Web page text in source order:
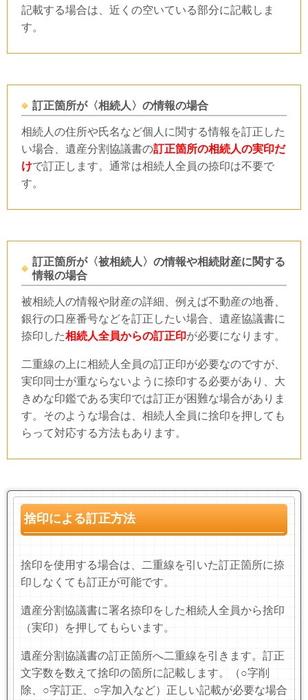
記載する場合は、近くの空いている部分に記載しま
す。
訂正箇所が〈相続人〉の情報の場合
相続人の住所や氏名など個人に関する情報を訂正した
い場合、遺産分割協議書の訂正箇所の相続人の実印だ
けで訂正します。通常は相続人全員の捺印は不要で
す。
訂正箇所が〈被相続人〉の情報や相続財産に関する
情報の場合
被相続人の情報や財産の詳細、例えば不動産の地番、
銀行の口座番号などを訂正したい場合、遺産協議書に
捺印した相続人全員からの訂正印が必要になります。
二重線の上に相続人全員の訂正印が必要なのですが、
実印同士が重ならないように捺印する必要があり、大
きめな印鑑である実印では訂正が困難な場合がありま
す。そのような場合は、相続人全員に捨印を押しても
らって対応する方法もあります。
捨印による訂正方法
捨印を使用する場合は、二重線を引いた訂正箇所に捺
印しなくても訂正が可能です。
遺産分割協議書に署名捺印をした相続人全員から捨印
（実印）を押してもらいます。
遺産分割協議書の訂正箇所へ二重線を引きます。訂正
文字数を数えて捨印の箇所に記載します。（○字削
除、○字訂正、○字加入など）正しい記載が必要な場合